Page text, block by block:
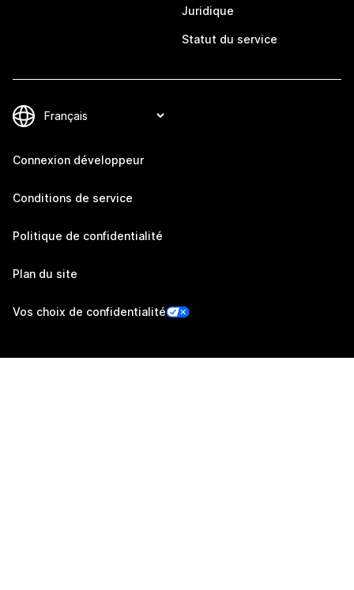
Juridique
Statut du service
Connexion développeur
Conditions de service
Politique de confidentialité
Plan du site
Vos choix de confidentialité